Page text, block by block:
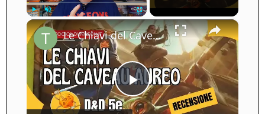
Unmute Fullscreen ×
Play
Le Chiavi del Caveau Aureo: Recensione (Avventura D&D 5e)